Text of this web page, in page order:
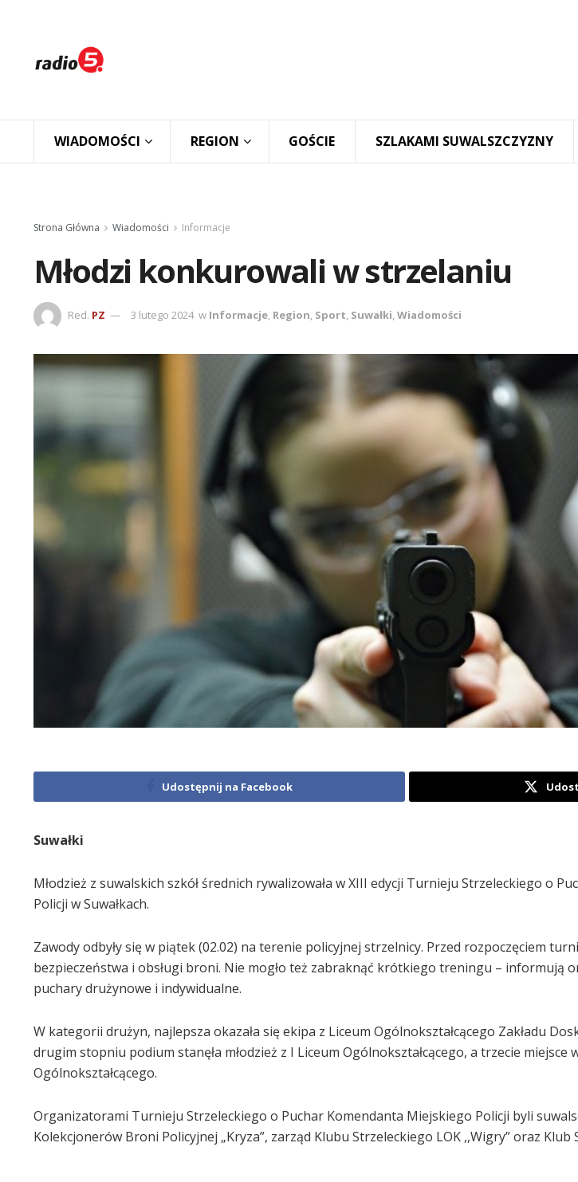
WIADOMOŚCI REGION GOŚCIE SZLAKAMI SUWALSZCZYZNY
Strona Główna Wiadomości Informacje
Młodzi konkurowali w strzelaniu
Red. PZ 3 lutego 2024 w Informacje, Region, Sport, Suwałki,Wiadomości
Udostępnij na Facebook
Suwałki
Młodzież z suwalskich szkół średnich rywalizowała w XIII edycji Turnieju Strzeleckiego o
Policji w Suwałkach.
Zawody odbyły się w piątek (02.02) na terenie policyjnej strzelnicy. Przed rozpoczęciem
bezpieczeństwa i obsługi broni. Nie mogło też zabraknąć krótkiego treningu – informują
puchary drużynowe i indywidualne.
W kategorii drużyn, najlepsza okazała się ekipa z Liceum Ogólnokształcącego Zakładu
drugim stopniu podium stanęła młodzież z I Liceum Ogólnokształcącego, a trzecie miejsce
Ogólnokształcącego.
Organizatorami Turnieju Strzeleckiego o Puchar Komendanta Miejskiego Policji byli
Kolekcjonerów Broni Policyjnej „Kryza”, zarząd Klubu Strzeleckiego LOK ,,Wigry” oraz Klub